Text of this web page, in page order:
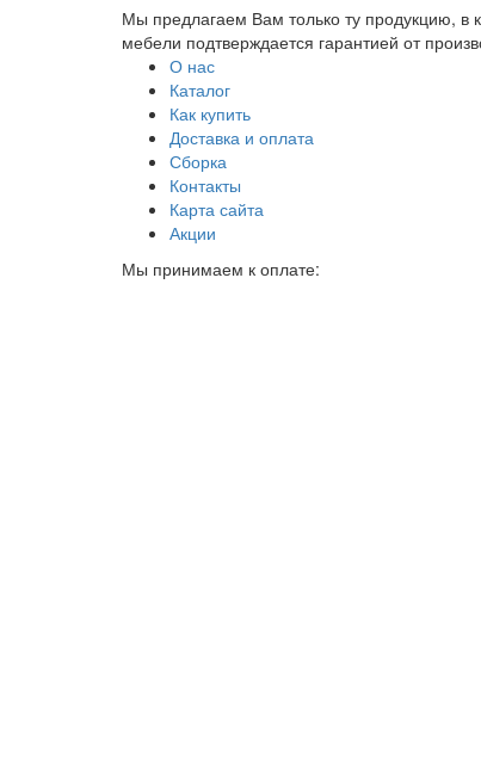
Мы предлагаем Вам только ту продукцию, в
мебели подтверждается гарантией от
О нас
Каталог
Как купить
Доставка и оплата
Сборка
Контакты
Карта сайта
Акции
Мы принимаем к оплате: